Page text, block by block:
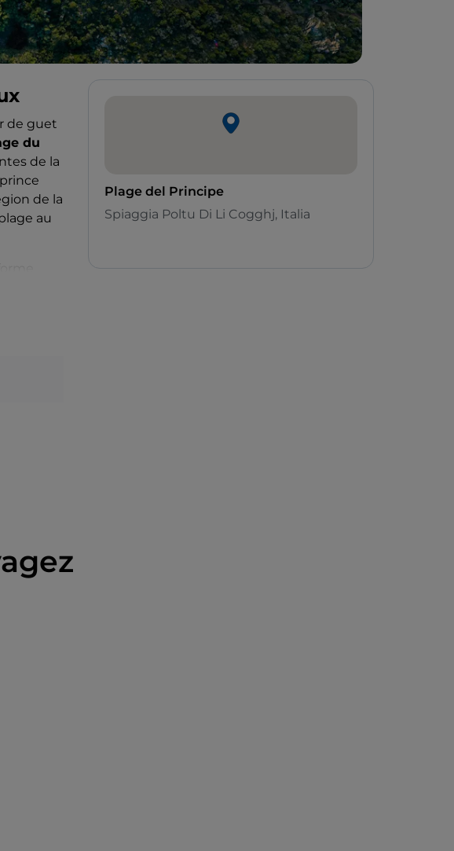
de guet
du
de la
de la
au
de
Plage del Principe
Spiaggia Poltu Di Li Cogghj, Italia